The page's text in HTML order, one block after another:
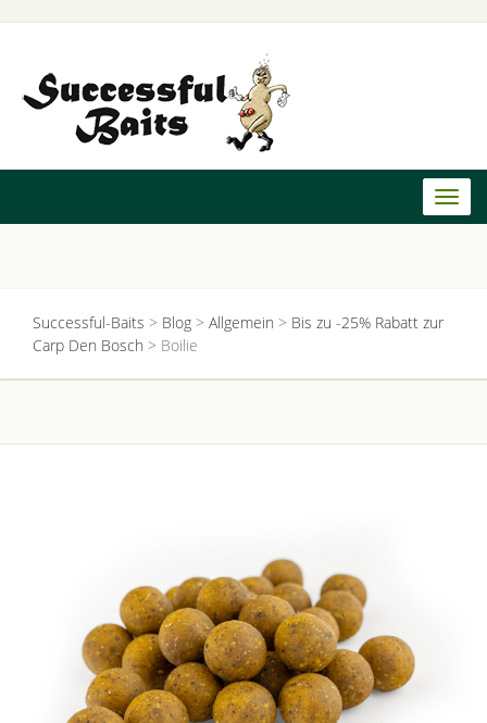
Successful-Baits > Blog > Allgemein > Bis zu -25% Rabatt zur
Carp Den Bosch > Boilie